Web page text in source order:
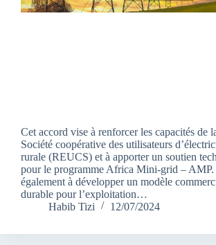
Cet accord vise à renforcer les capacités de
Société coopérative des utilisateurs
rurale (REUCS) et à apporter un soutien
pour le programme Africa Mini-grid –
également à développer un modèle
durable pour l’exploitation…
Habib Tizi
12/07/2024